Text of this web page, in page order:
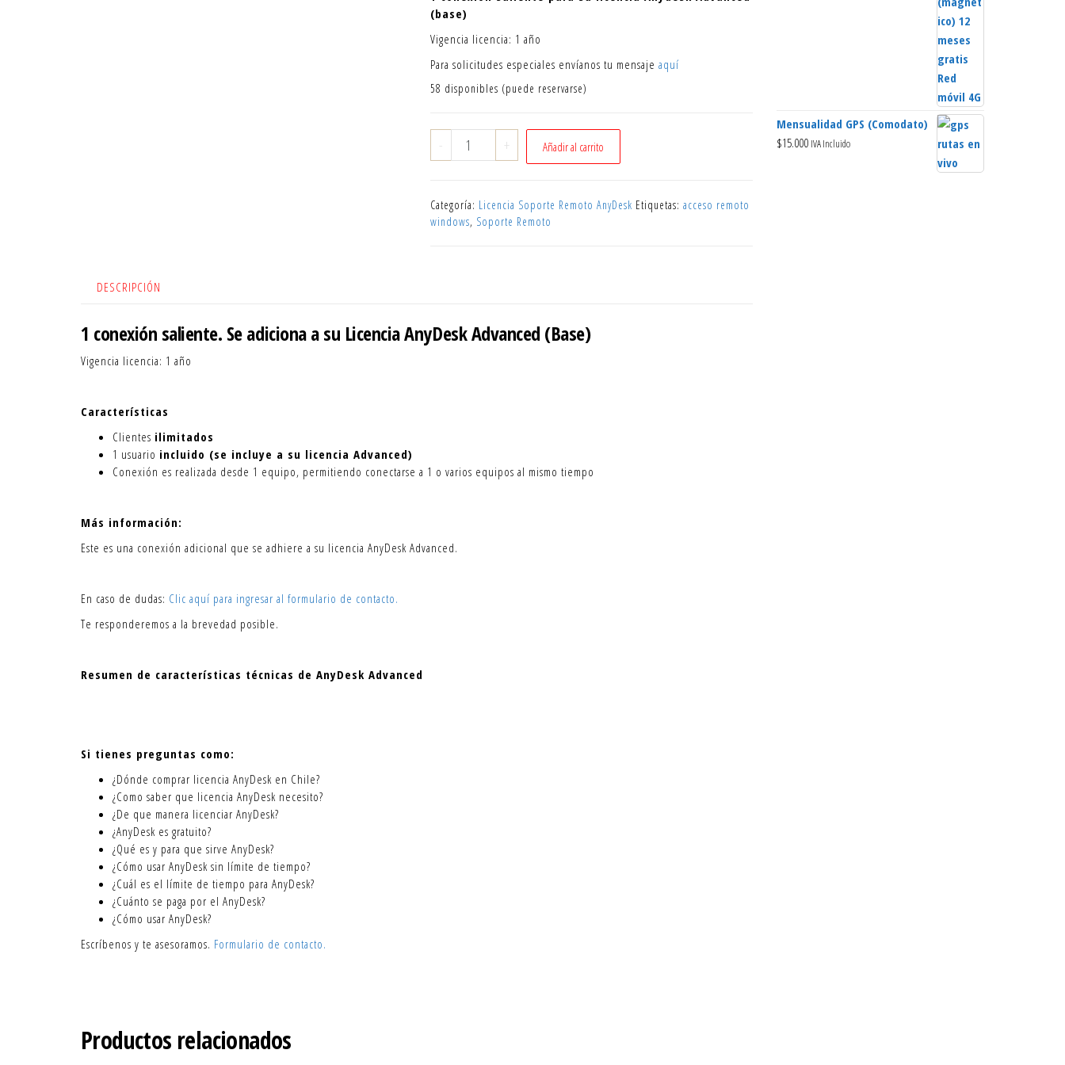
(base)
Vigencia licencia: 1 año
Para solicitudes especiales envíanos tu mensaje aquí
58 disponibles (puede reservarse)
-
conexión
su
AnyDesk
+ Añadir al carrito
Categoría: Licencia Soporte Remoto AnyDesk Etiquetas: acceso remoto
windows, Soporte Remoto
DESCRIPCIÓN
1 conexión saliente. Se adiciona a su Licencia AnyDesk Advanced (Base)
Vigencia licencia: 1 año
Características
Clientes ilimitados
1 usuario incluido (se incluye a su licencia Advanced)
Conexión es realizada desde 1 equipo, permitiendo conectarse a 1 o varios equipos al mismo tiempo
Más información:
Este es una conexión adicional que se adhiere a su licencia AnyDesk Advanced.
En caso de dudas: Clic aquí para ingresar al formulario de contacto.
Te responderemos a la brevedad posible.
Resumen de características técnicas de AnyDesk Advanced
Si tienes preguntas como:
¿Dónde comprar licencia AnyDesk en Chile?
¿Como saber que licencia AnyDesk necesito?
¿De que manera licenciar AnyDesk?
¿AnyDesk es gratuito?
¿Qué es y para que sirve AnyDesk?
¿Cómo usar AnyDesk sin límite de tiempo?
¿Cuál es el límite de tiempo para AnyDesk?
¿Cuánto se paga por el AnyDesk?
¿Cómo usar AnyDesk?
Escríbenos y te asesoramos. Formulario de contacto.
Productos relacionados
Mensualidad GPS (Comodato)
$15.000 IVA Incluido